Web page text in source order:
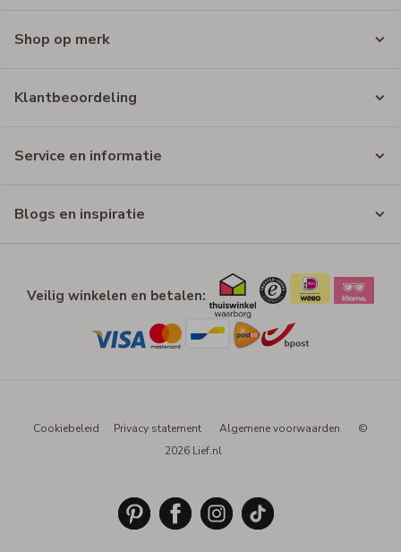
Shop op merk
Klantbeoordeling
Service en informatie
Blogs en inspiratie
Veilig winkelen en betalen:
Cookiebeleid Privacy statement Algemene voorwaarden
©
2026 Lief.nl